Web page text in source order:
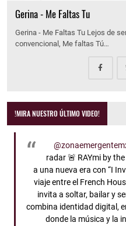
Gerina - Me Faltas Tu
Gerina - Me Faltas Tu Lejos de
convencional, Me faltas Tú…
!MIRA NUESTRO ÚLTIMO VIDEO!
radar 🚨 RAYmi by
a una nueva era con “I
viaje entre el French
invita a soltar, bailar y
combina identidad digital,
donde la música y la